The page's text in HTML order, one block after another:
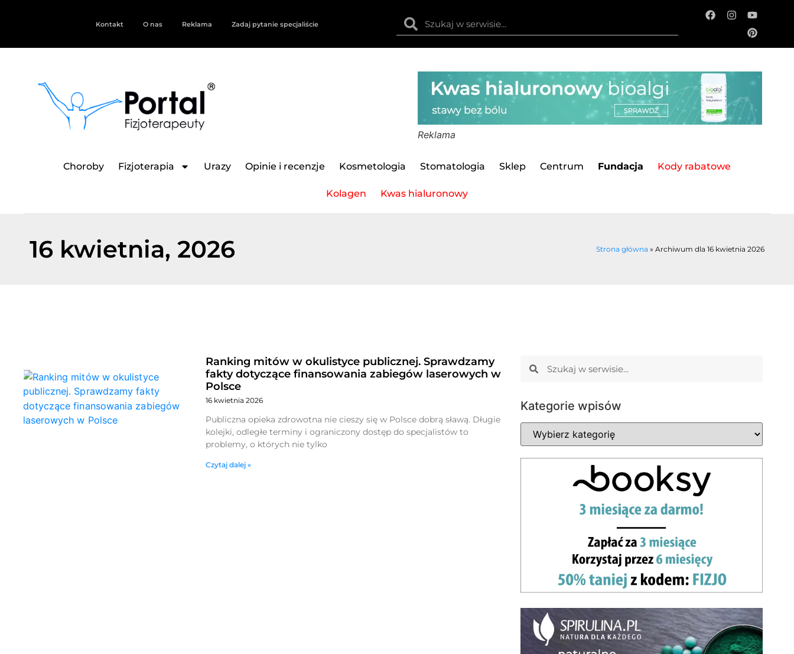
Kontakt O nas Reklama Zadaj pytanie specjaliście
Reklama
Choroby Fizjoterapia Urazy Opinie i recenzje Kosmetologia Stomatologia Sklep Centrum Fundacja Kody rabatowe
Kolagen Kwas hialuronowy
16 kwietnia, 2026 Strona główna » Archiwum dla 16 kwietnia 2026
Ranking mitów w okulistyce publicznej. Sprawdzamy
fakty dotyczące finansowania zabiegów laserowych w
Polsce
16 kwietnia 2026
Publiczna opieka zdrowotna nie cieszy się w Polsce dobrą sławą. Długie
kolejki, odległe terminy i ograniczony dostęp do specjalistów to
problemy, o których nie tylko
Czytaj dalej »
Kategorie wpisów